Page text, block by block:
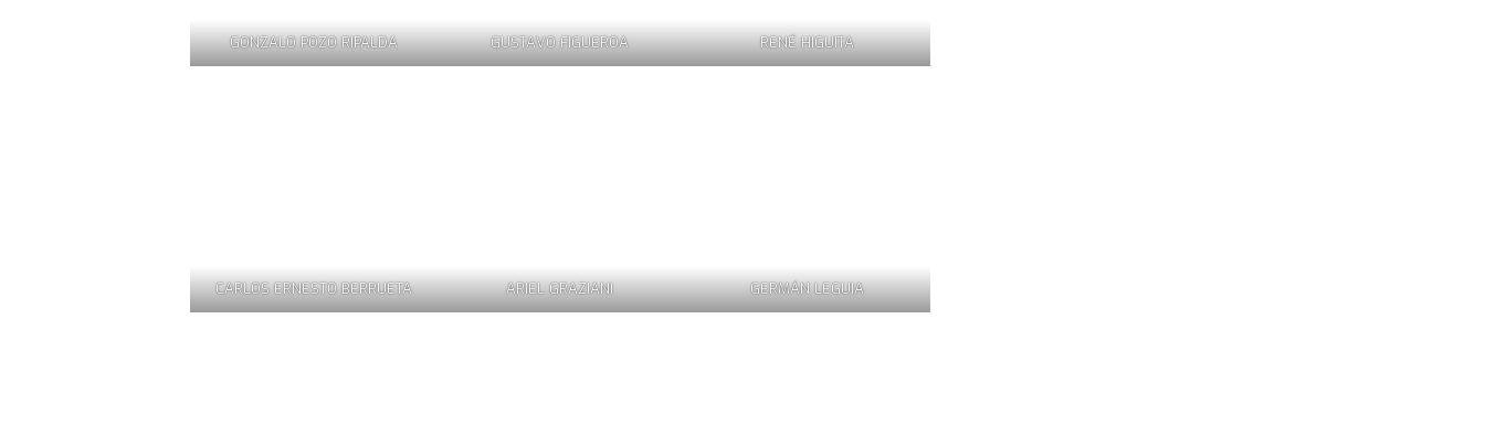
GONZALO POZO RIPALDA GUSTAVO FIGUEROA RENÉ HIGUITA
CARLOS ERNESTO BERRUETA ARIEL GRAZIANI GERMÁN LEGUIA